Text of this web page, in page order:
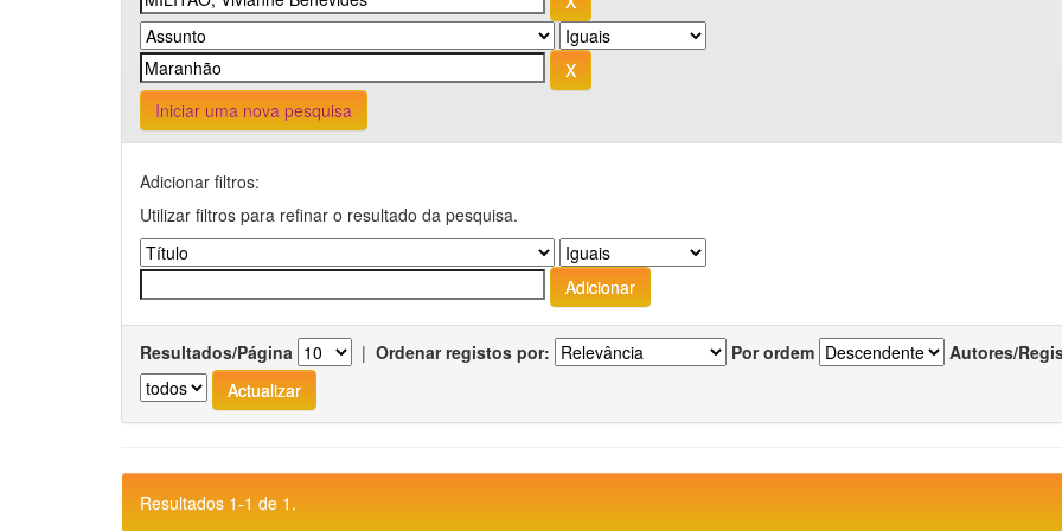
Iniciar uma nova pesquisa
Adicionar filtros:
Utilizar filtros para refinar o resultado da pesquisa.
Resultados/Página | Ordenar registos por: Por ordem Autores/
Resultados 1-1 de 1.